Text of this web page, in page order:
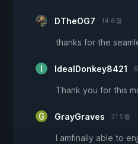
DTheOG7 14 6월
thanks for the
IdealDonkey8421
Thank you for this
GrayGraves 31 5월
I amfinally able to